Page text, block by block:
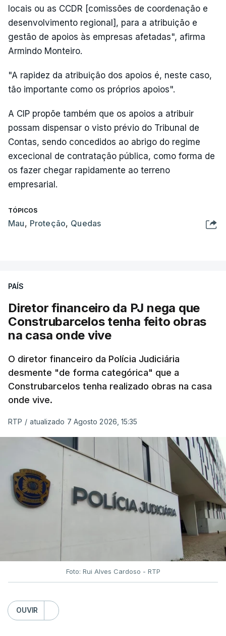
locais ou as CCDR [comissões de coordenação e
desenvolvimento regional], para a atribuição e
gestão de apoios às empresas afetadas", afirma
Armindo Monteiro.
"A rapidez da atribuição dos apoios é, neste caso,
tão importante como os próprios apoios".
A CIP propõe também que os apoios a atribuir
possam dispensar o visto prévio do Tribunal de
Contas, sendo concedidos ao abrigo do regime
excecional de contratação pública, como forma de
os fazer chegar rapidamente ao terreno
empresarial.
TÓPICOS
Mau, Proteção, Quedas
PAÍS
Diretor financeiro da PJ nega que
Construbarcelos tenha feito obras
na casa onde vive
O diretor financeiro da Polícia Judiciária
desmente "de forma categórica" que a
Construbarcelos tenha realizado obras na casa
onde vive.
RTP / atualizado 7 Agosto 2026, 15:35
Foto: Rui Alves Cardoso - RTP
OUVIR